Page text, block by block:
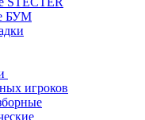
БУМ
игроков